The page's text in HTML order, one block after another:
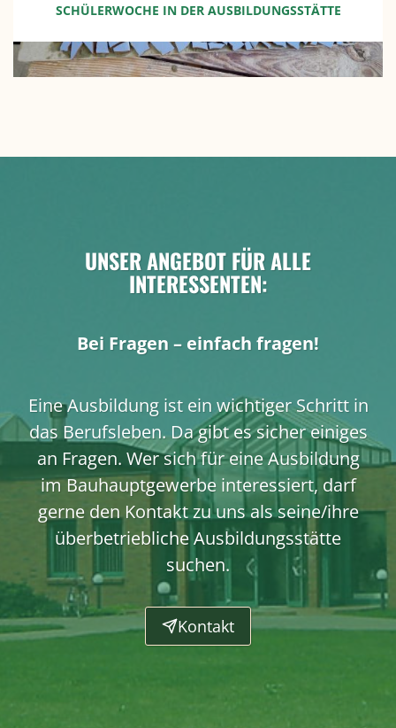
SCHÜLERWOCHE IN DER AUSBILDUNGSSTÄTTE
UNSER ANGEBOT FÜR ALLE
INTERESSENTEN:
Bei Fragen – einfach fragen!
Eine Ausbildung ist ein wichtiger Schritt in
das Berufsleben. Da gibt es sicher einiges
an Fragen. Wer sich für eine Ausbildung
im Bauhauptgewerbe interessiert, darf
gerne den Kontakt zu uns als seine/ihre
überbetriebliche Ausbildungsstätte
suchen.
Kontakt